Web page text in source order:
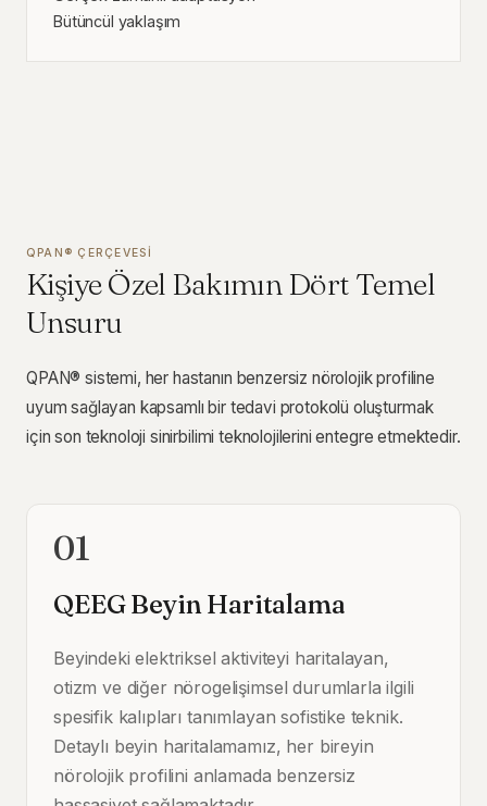
Bütüncül yaklaşım
QPAN® ÇERÇEVESI
Kişiye Özel Bakımın Dört Temel
Unsuru
QPAN® sistemi, her hastanın benzersiz nörolojik profiline
uyum sağlayan kapsamlı bir tedavi protokolü oluşturmak
için son teknoloji sinirbilimi teknolojilerini entegre etmektedir.
01
QEEG Beyin Haritalama
Beyindeki elektriksel aktiviteyi haritalayan,
otizm ve diğer nörogelişimsel durumlarla ilgili
spesifik kalıpları tanımlayan sofistike teknik.
Detaylı beyin haritalamamız, her bireyin
nörolojik profilini anlamada benzersiz